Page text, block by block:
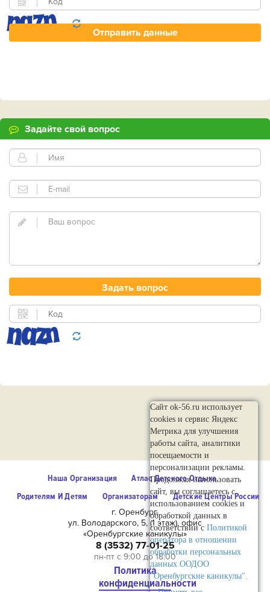
Задайте свой вопрос
Наша Организация
Атлас Детского Отдыха
Родителям И Детям
Организаторам
Детские Центры России
г. Оренбург,
ул. Володарского, 5, (1 этаж), офис
«Оренбургские каникулы»
8 (3532) 77-01-25
пн-пт с 9:00 до 18:00
Политика
конфиденциальности
Сайт ok-56.ru использует
cookies и сервис Яндекс
Метрика для улучшения
работы сайта, аналитики
посещаемости и
персонализации рекламы.
Продолжая использовать
сайт, вы соглашаетесь с
использованием cookies и
обработкой данных в
соответствии с Политикой
оператора в отношении
обработки персональных
данных ООДОО
"Оренбургские каникулы".